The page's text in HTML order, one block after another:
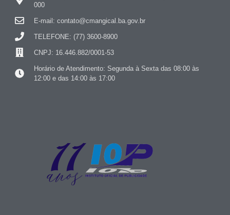
000
E-mail: contato@cmangical.ba.gov.br
TELEFONE: (77) 3600-8900
CNPJ: 16.446.882/0001-53
Horário de Atendimento: Segunda à Sexta das 08:00 às
12:00 e das 14:00 às 17:00